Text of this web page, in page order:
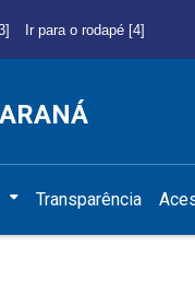
Ir para o rodapé [4]
Transparência